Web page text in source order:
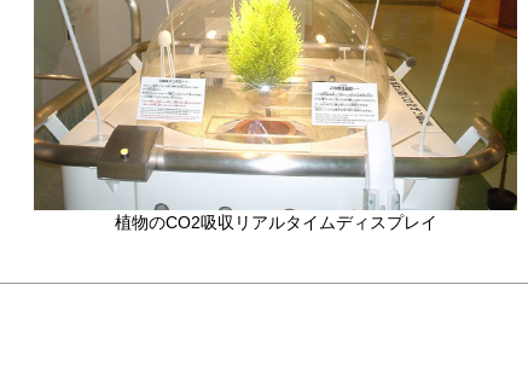
植物のCO2吸収リアルタイムディスプレイ